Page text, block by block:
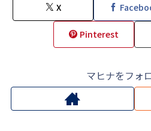
X
Pinterest
マヒナをフォ